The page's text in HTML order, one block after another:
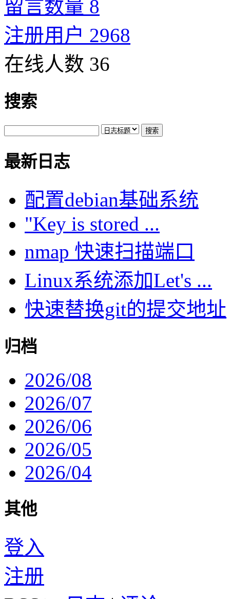
留言数量 8
注册用户 2968
在线人数 36
搜索
最新日志
配置debian基础系统
"Key is stored ...
nmap 快速扫描端口
Linux系统添加Let's ...
快速替换git的提交地址
归档
2026/08
2026/07
2026/06
2026/05
2026/04
其他
登入
注册